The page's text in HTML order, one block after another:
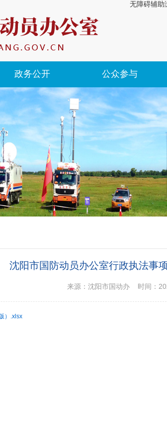
无障碍辅助
政务公开 公众参与
沈阳市国防动员办公室行政执法事
来源：沈阳市国动办 时间：
）.xlsx